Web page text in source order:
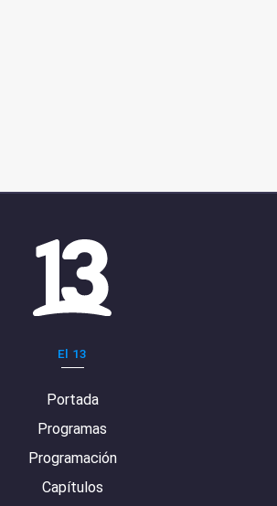
El 13
Portada
Programas
Programación
Capítulos